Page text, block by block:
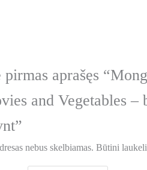
pirmas aprašęs
and Vegetables –
nebus skelbiamas. Būtini